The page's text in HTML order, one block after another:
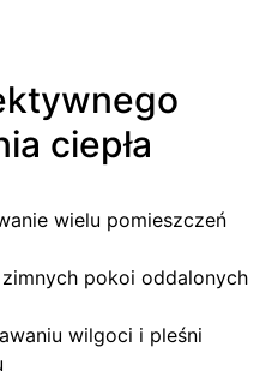
ciepła
wielu pomieszczeń
pokoi oddalonych
wilgoci i pleśni